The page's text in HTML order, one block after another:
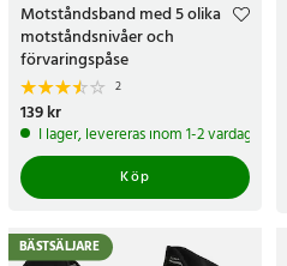
Motståndsband med 5 olika
motståndsnivåer och
förvaringspåse
2
Pris:139 kr
139 kr
I lager, levereras inom 1-2 vardagar
Köp
BÄSTSÄLJARE